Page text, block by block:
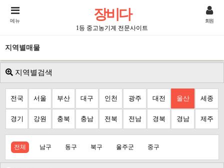
장비다
1등 중고농기계 전문사이트
메뉴 회원
지역별매물
지역별검색
전국 서울 부산 대구 인천 광주 대전 울산 세종
경기 강원 충북 충남 전북 전남 경북 경남 제주
전체 남구 동구 북구 울주군 중구